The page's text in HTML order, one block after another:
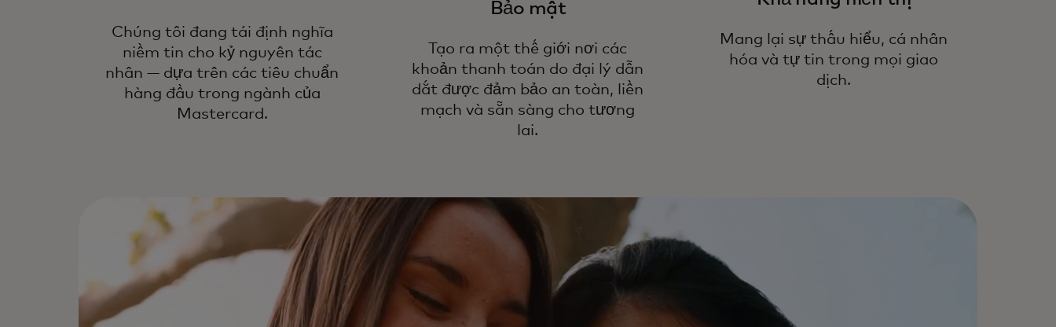
khả năng mở rộng và đáng tin cậy
trong thương mại đại lý.
Chúng tôi đang tái định nghĩa
niềm tin cho kỷ nguyên tác
nhân — dựa trên các tiêu chuẩn
hàng đầu trong ngành của
Mastercard.
Bảo mật
Tạo ra một thế giới nơi các
khoản thanh toán do đại lý dẫn
dắt được đảm bảo an toàn, liền
mạch và sẵn sàng cho tương
lai.
Mang lại sự thấu hiểu, cá nhân
hóa và tự tin trong mọi giao
dịch.